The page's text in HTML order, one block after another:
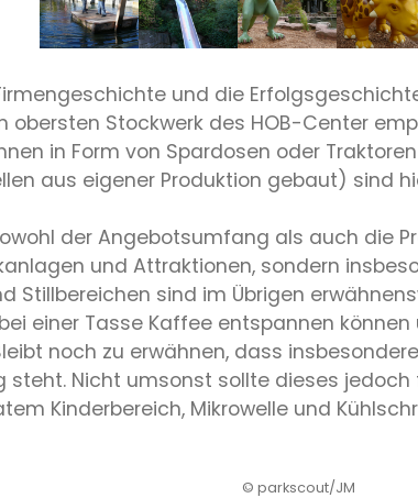
und die
Stockwerk des HOB-Center
in Form von Spardosen oder
aus eigener Produktion gebaut) sind
der Angebotsumfang als auch die
und Attraktionen, sondern
Stillbereichen sind im Übrigen
einer Tasse Kaffee entspannen
noch zu erwähnen, dass
Nicht umsonst sollte dieses
Kinderbereich, Mikrowelle und
© parkscout/JM